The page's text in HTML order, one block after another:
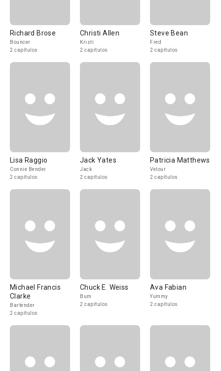
Richard Brose
Bouncer
2 capítulos
Christi Allen
Kristi
2 capítulos
Steve Bean
Fred
2 capítulos
Lisa Raggio
Connie Bender
2 capítulos
Jack Yates
Jack
2 capítulos
Patricia Matthews
Velour
2 capítulos
Michael Francis
Clarke
Bartender
2 capítulos
Chuck E. Weiss
Bum
2 capítulos
Ava Fabian
Yummy
2 capítulos